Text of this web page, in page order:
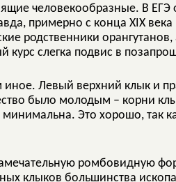
человекообразные. В
примерно с конца XIX
родственники
слегка подвис в
Левый верхний клык и
было молодым – корни
Это хорошо, так
ромбовидную
клыков большинства